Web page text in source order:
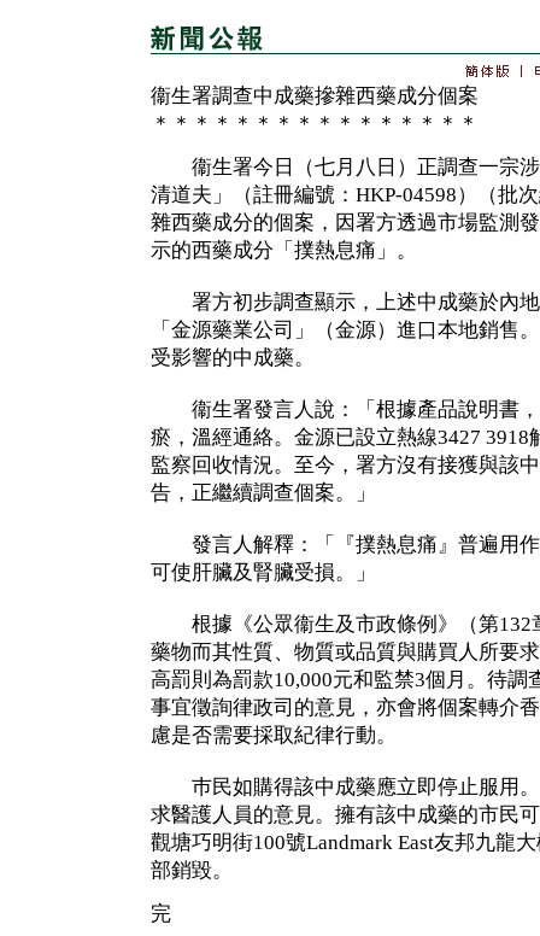
衞生署調查中成藥摻雜西藥成分個案
＊＊＊＊＊＊＊＊＊＊＊＊＊＊＊＊
衞生署今日（七月八日）正調查一宗涉
清道夫」（註冊編號：HKP-04598）（批
雜西藥成分的個案，因署方透過市場監測
示的西藥成分「撲熱息痛」。
署方初步調查顯示，上述中成藥於內地
「金源藥業公司」（金源）進口本地銷售
受影響的中成藥。
衞生署發言人說：「根據產品說明書，
瘀，溫經通絡。金源已設立熱線3427
監察回收情況。至今，署方沒有接獲與該
告，正繼續調查個案。」
發言人解釋：「『撲熱息痛』普遍用作
可使肝臟及腎臟受損。」
根據《公眾衞生及市政條例》（第132
藥物而其性質、物質或品質與購買人所要
高罰則為罰款10,000元和監禁3個月。待調
事宜徵詢律政司的意見，亦會將個案轉介
慮是否需要採取紀律行動。
巿民如購得該中成藥應立即停止服用。
求醫護人員的意見。擁有該中成藥的市民
觀塘巧明街100號Landmark East友邦九龍
部銷毀。
完